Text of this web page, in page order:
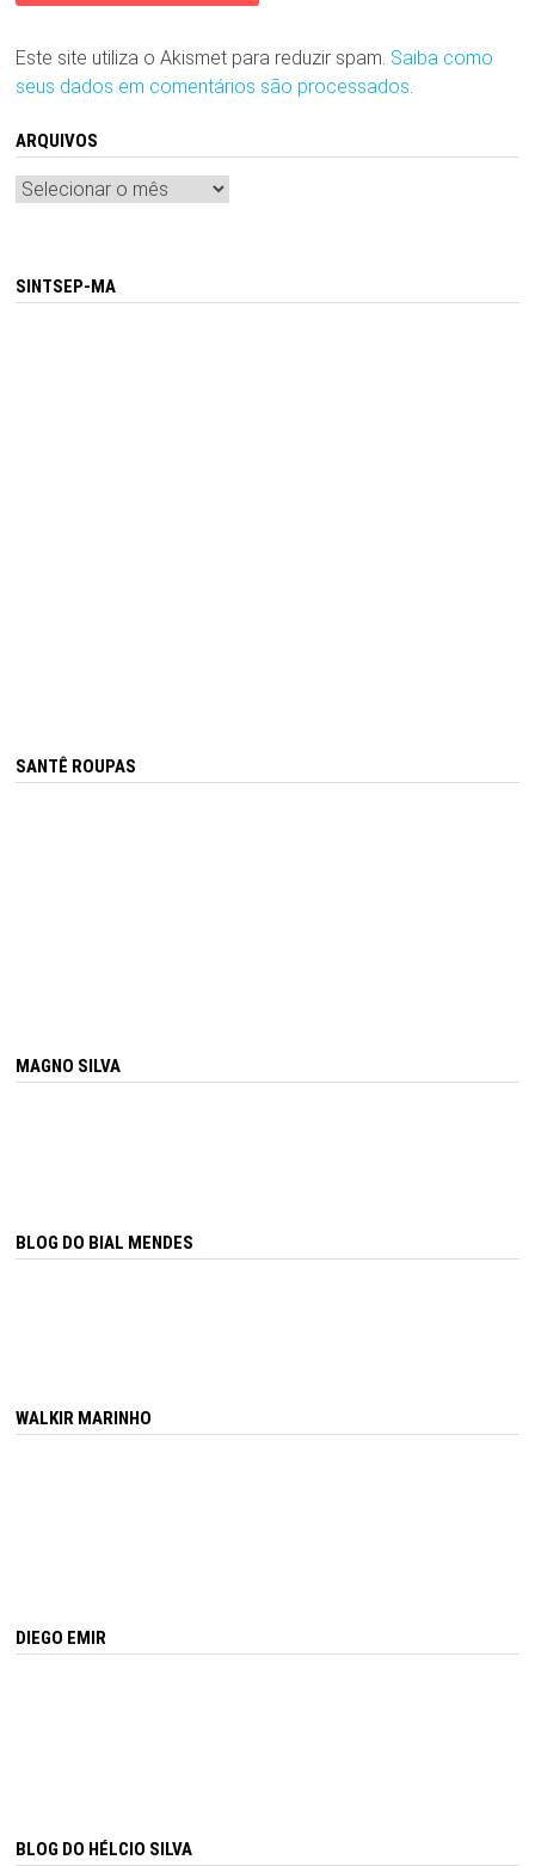
Este site utiliza o Akismet para reduzir spam. Saiba como
seus dados em comentários são processados.
ARQUIVOS
Arquivos
SINTSEP-MA
SANTÊ ROUPAS
MAGNO SILVA
BLOG DO BIAL MENDES
WALKIR MARINHO
DIEGO EMIR
BLOG DO HÉLCIO SILVA